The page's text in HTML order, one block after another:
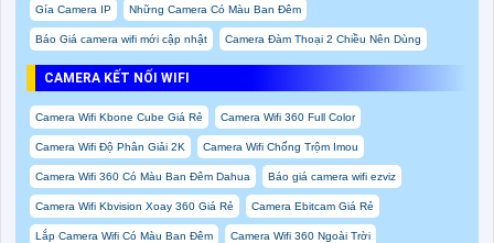
Gía Camera IP Những Camera Có Màu Ban Đêm
Báo Giá camera wifi mới cập nhật Camera Đàm Thoại 2 Chiều Nên Dùng
CAMERA KẾT NỐI WIFI
Camera Wifi Kbone Cube Giá Rẻ Camera Wifi 360 Full Color
Camera Wifi Độ Phân Giải 2K Camera Wifi Chống Trộm Imou
Camera Wifi 360 Có Màu Ban Đêm Dahua Báo giá camera wifi ezviz
Camera Wifi Kbvision Xoay 360 Giá Rẻ Camera Ebitcam Giá Rẻ
Lắp Camera Wifi Có Màu Ban Đêm Camera Wifi 360 Ngoài Trời